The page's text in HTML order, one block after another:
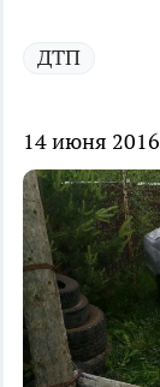
ДТП
14 июня 2016